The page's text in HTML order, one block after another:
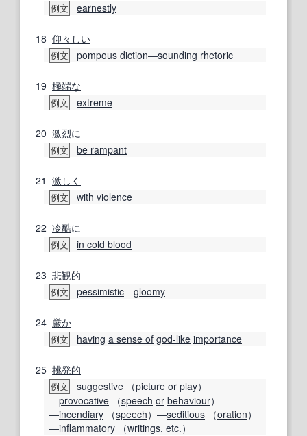
例文 earnestly
18 仰々しい
例文 pompous diction―sounding rhetoric
19 極端な
例文 extreme
20 激烈に
例文 be rampant
21 激しく
例文 with violence
22 冷酷に
例文 in cold blood
23 悲観的
例文 pessimistic―gloomy
24 厳か
例文 having a sense of god-like importance
25 挑発的
例文 suggestive （picture or play）
―provocative （speech or behaviour）
―incendiary （speech）―seditious （oration）
―inflammatory （writings, etc.）